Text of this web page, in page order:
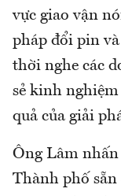
vực giao vận
pháp đổi pin
thời nghe các
sẻ kinh
quả của giải
Ông Lâm
Thành phố